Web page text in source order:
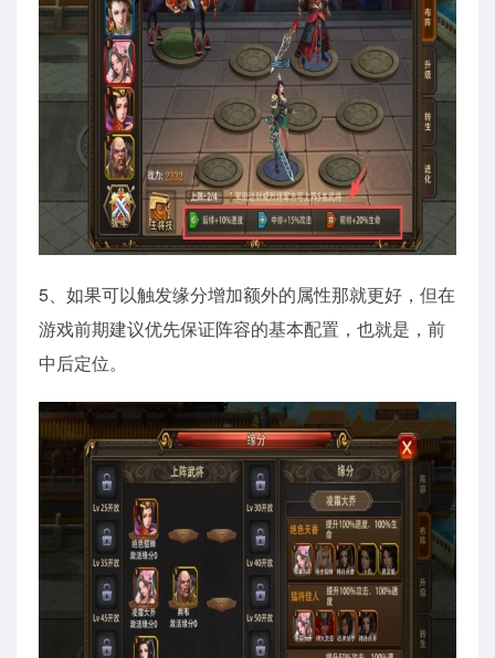
5、如果可以触发缘分增加额外的属性那就更好，但在
游戏前期建议优先保证阵容的基本配置，也就是，前
中后定位。